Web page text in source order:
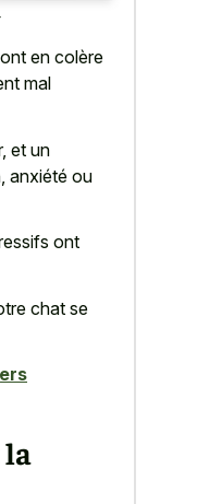
en colère
mal
et un
anxiété ou
ont
chat se
la